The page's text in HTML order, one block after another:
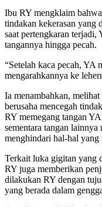
Ibu RY mengklaim
tindakan kekerasan yang
saat pertengkaran terjadi,
tangannya hingga pecah.
“Setelah kaca pecah, YA
mengarahkannya ke
Ia menambahkan,
berusaha mencegah
RY memegang tangan
sementara tangan
menghindari hal-hal
Terkait luka gigitan yang
RY juga memberikan
dilakukan RY dengan
yang berada dalam